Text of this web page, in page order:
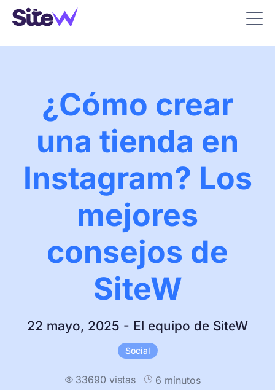
¿Cómo crear
una tienda en
Instagram? Los
mejores
consejos de
SiteW
22 mayo, 2025 - El equipo de SiteW
Social
 33690 vistas 6 minutos